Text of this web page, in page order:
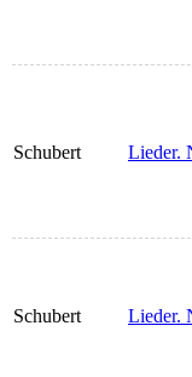
Schubert Lieder.
Schubert Lieder.